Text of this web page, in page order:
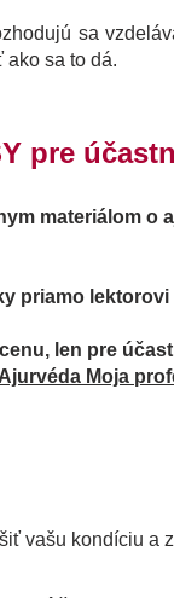
sa
ako sa to dá.
pre
materiálom o
priamo lektorovi
len pre
Ajurvéda Moja
vašu kondíciu a